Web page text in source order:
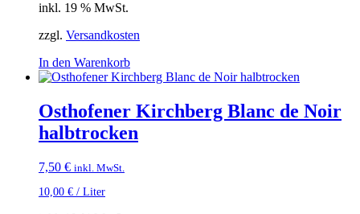
inkl. 19 % MwSt.
zzgl. Versandkosten
In den Warenkorb
Osthofener Kirchberg Blanc de Noir
halbtrocken
7,50 € inkl. MwSt.
10,00 € / Liter